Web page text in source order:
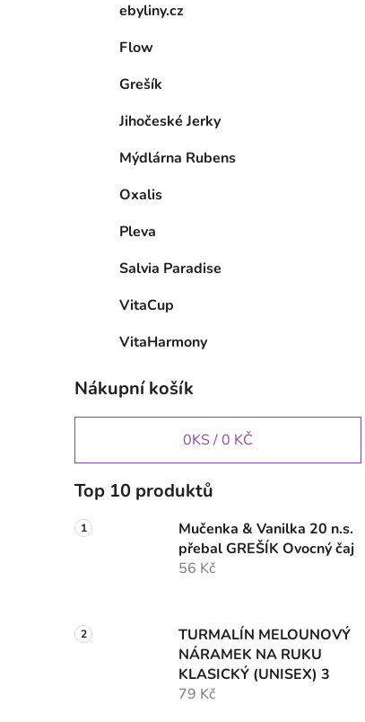
ebyliny.cz
Flow
Grešík
Jihočeské Jerky
Mýdlárna Rubens
Oxalis
Pleva
Salvia Paradise
VitaCup
VitaHarmony
Nákupní košík
0KS /0 KČ
Top 10 produktů
Mučenka & Vanilka 20 n.s.
přebal GREŠÍK Ovocný čaj
56 Kč
TURMALÍN MELOUNOVÝ
NÁRAMEK NA RUKU
KLASICKÝ (UNISEX) 3
79 Kč